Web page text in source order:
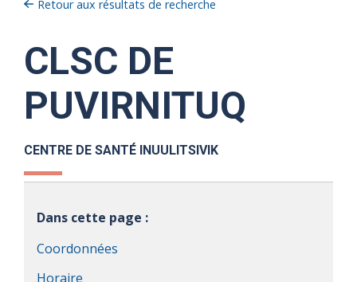
Retour aux résultats de recherche
CLSC DE
PUVIRNITUQ
CENTRE DE SANTÉ INUULITSIVIK
Dans cette page :
Coordonnées
Horaire